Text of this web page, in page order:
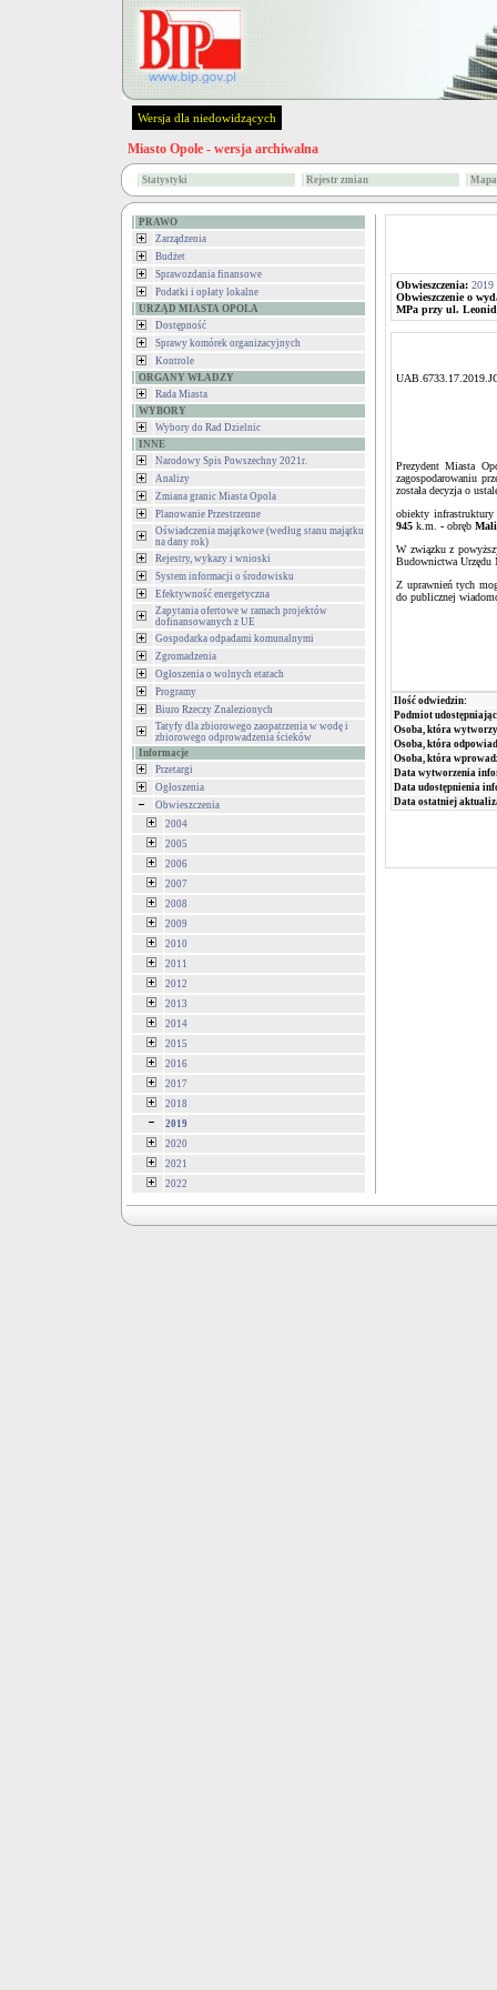
Wersja dla niedowidzących
Miasto Opole - wersja archiwalna
Statystyki Rejestr zmian
PRAWO
Zarządzenia
Budżet
Sprawozdania finansowe
Podatki i opłaty lokalne
URZĄD MIASTA OPOLA
Dostępność
Sprawy komórek organizacyjnych
Kontrole
ORGANY WŁADZY
Rada Miasta
WYBORY
Wybory do Rad Dzielnic
INNE
Narodowy Spis Powszechny 2021r.
Analizy
Zmiana granic Miasta Opola
Planowanie Przestrzenne
Oświadczenia majątkowe (według stanu majątku
na dany rok)
Rejestry, wykazy i wnioski
System informacji o środowisku
Efektywność energetyczna
Zapytania ofertowe w ramach projektów
dofinansowanych z UE
Gospodarka odpadami komunalnymi
Zgromadzenia
Ogłoszenia o wolnych etatach
Programy
Biuro Rzeczy Znalezionych
Tatyfy dla zbiorowego zaopatrzenia w wodę i
zbiorowego odprowadzenia ścieków
Informacje
Przetargi
Ogłoszenia
Obwieszczenia
2004
2005
2006
2007
2008
2009
2010
2011
2012
2013
2014
2015
2016
2017
2018
2019
2020
2021
2022
Obwieszczenia: 2019
Obwieszczenie o
MPa przy ul.
Prezydent Miasta
zagospodarowaniu
została decyzja o
obiekty
945 k.m. - obręb
W związku z
Budownictwa
Z uprawnień tych
do publicznej
Ilość odwiedzin:
Podmiot
Osoba, która
Osoba, która
Osoba, która
Data wytworzenia
Data udostępnienia
Data ostatniej